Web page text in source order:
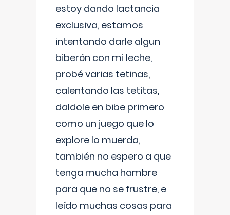
estoy dando lactancia
exclusiva, estamos
intentando darle algun
biberón con mi leche,
probé varias tetinas,
calentando las tetitas,
daldole en bibe primero
como un juego que lo
explore lo muerda,
también no espero a que
tenga mucha hambre
para que no se frustre, e
leído muchas cosas para